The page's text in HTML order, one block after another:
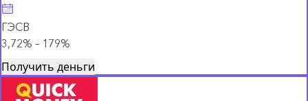
ГЭСВ
3,72% – 179%
Получить деньги